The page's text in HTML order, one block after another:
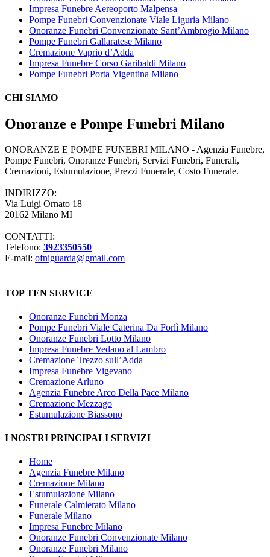
Impresa Funebre Aereoporto Malpensa
Pompe Funebri Convenzionate Viale Liguria Milano
Onoranze Funebri Convenzionate Sant’Ambrogio Milano
Pompe Funebri Gallaratese Milano
Cremazione Vaprio d’Adda
Impresa Funebre Corso Garibaldi Milano
Pompe Funebri Porta Vigentina Milano
CHI SIAMO
Onoranze e Pompe Funebri Milano
ONORANZE E POMPE FUNEBRI MILANO - Agenzia Funebre,
Pompe Funebri, Onoranze Funebri, Servizi Funebri, Funerali,
Cremazioni, Estumulazione, Prezzi Funerale, Costo Funerale.
INDIRIZZO:
Via Luigi Ornato 18
20162 Milano MI
CONTATTI:
Telefono: 3923350550
E-mail: ofniguarda@gmail.com
TOP TEN SERVICE
Onoranze Funebri Monza
Pompe Funebri Viale Caterina Da Forlì Milano
Onoranze Funebri Lotto Milano
Impresa Funebre Vedano al Lambro
Cremazione Trezzo sull’Adda
Impresa Funebre Vigevano
Cremazione Arluno
Agenzia Funebre Arco Della Pace Milano
Cremazione Mezzago
Estumulazione Biassono
I NOSTRI PRINCIPALI SERVIZI
Home
Agenzia Funebre Milano
Cremazione Milano
Estumulazione Milano
Funerale Calmierato Milano
Funerale Milano
Impresa Funebre Milano
Onoranze Funebri Convenzionate Milano
Onoranze Funebri Milano